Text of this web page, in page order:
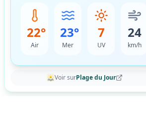
22°
Air
23°
Mer
7
UV
24
km/h
Voir surPlage du Jour